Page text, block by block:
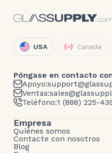
USA Canada
Póngase en contacto
Apoyo:
Ventas:
Teléfono:1 (888) 225-
Empresa
Quiénes somos
Contacte con nosotros
Blog